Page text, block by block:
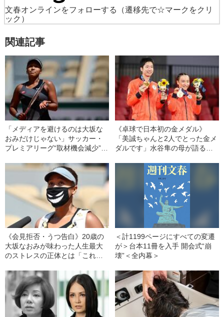
文春オンラインをフォローする
（遷移先で☆マークをクリ
ック）
関連記事
「メディアを避けるのは大坂な
おみだけじゃない」サッカー・
プレミアリーグ“取材機会減少”の
《卓球で日本初の金メダル》
「美誠ちゃんと2人でとった金メ
ダルです」水谷隼の母が語る大
歴史的快挙を果たすまで
《会見拒否・うつ告白》20歳の
大坂なおみが味わった人生最大
のストレスの正体とは「これっ
＜計1199ページにすべての変遷
が＞台本11冊を入手 開会式“崩
壊”＜全内幕＞